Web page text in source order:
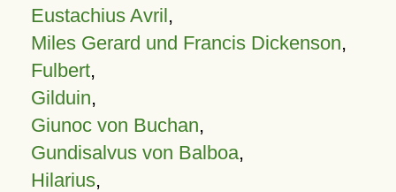
Eustachius Avril,
Miles Gerard und Francis Dickenson,
Fulbert,
Gilduin,
Giunoc von Buchan,
Gundisalvus von Balboa,
Hilarius,